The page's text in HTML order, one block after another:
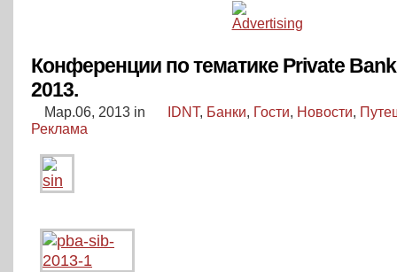
Конференции по тематике Private
2013.
Мар.06, 2013 in IDNT, Банки, Гости, Новости,
Реклама